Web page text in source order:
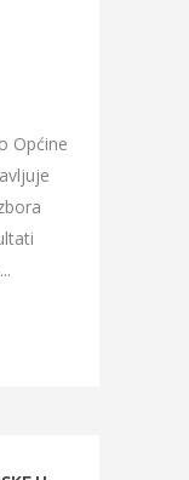
Općine